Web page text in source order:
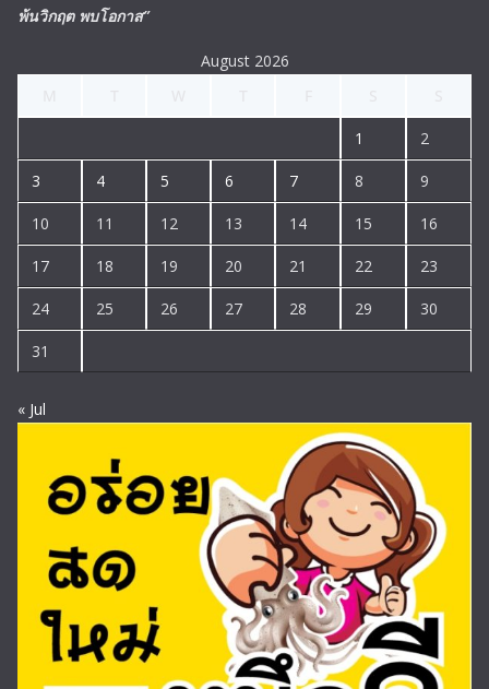
พ้นวิกฤต พบโอกาส”
August 2026
1 2
3 4 5 6 7 8 9
10 11 12 13 14 15 16
17 18 19 20 21 22 23
24 25 26 27 28 29 30
31
« Jul